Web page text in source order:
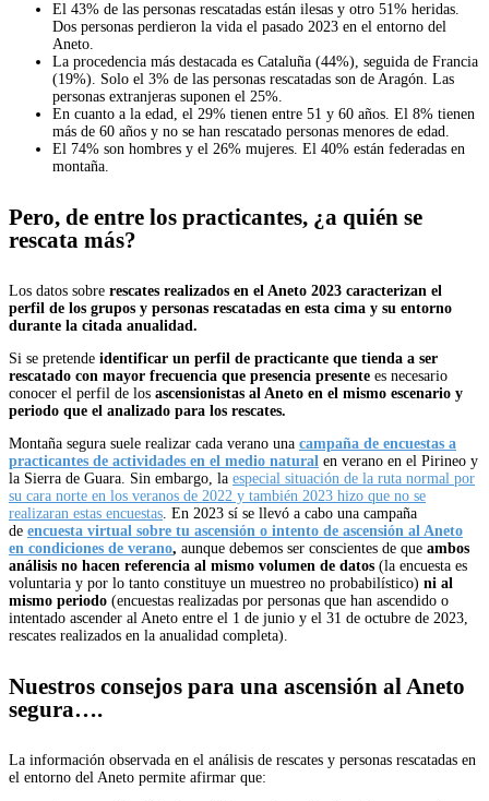
El 43% de las personas rescatadas están ilesas y otro 51% heridas.
Dos personas perdieron la vida el pasado 2023 en el entorno del
Aneto.
La procedencia más destacada es Cataluña (44%), seguida de Francia
(19%). Solo el 3% de las personas rescatadas son de Aragón. Las
personas extranjeras suponen el 25%.
En cuanto a la edad, el 29% tienen entre 51 y 60 años. El 8% tienen
más de 60 años y no se han rescatado personas menores de edad.
El 74% son hombres y el 26% mujeres. El 40% están federadas en
montaña.
Pero, de entre los practicantes, ¿a quién se
rescata más?
Los datos sobre rescates realizados en el Aneto 2023 caracterizan el
perfil de los grupos y personas rescatadas en esta cima y su entorno
durante la citada anualidad.
Si se pretende identificar un perfil de practicante que tienda a ser
rescatado con mayor frecuencia que presencia presente es necesario
conocer el perfil de los ascensionistas al Aneto en el mismo escenario y
periodo que el analizado para los rescates.
Montaña segura suele realizar cada verano una campaña de encuestas a
practicantes de actividades en el medio natural en verano en el Pirineo y
la Sierra de Guara. Sin embargo, la especial situación de la ruta normal por
su cara norte en los veranos de 2022 y también 2023 hizo que no se
realizaran estas encuestas. En 2023 sí se llevó a cabo una campaña
de encuesta virtual sobre tu ascensión o intento de ascensión al Aneto
en condiciones de verano, aunque debemos ser conscientes de que ambos
análisis no hacen referencia al mismo volumen de datos (la encuesta es
voluntaria y por lo tanto constituye un muestreo no probabilístico) ni al
mismo periodo (encuestas realizadas por personas que han ascendido o
intentado ascender al Aneto entre el 1 de junio y el 31 de octubre de 2023,
rescates realizados en la anualidad completa).
Nuestros consejos para una ascensión al Aneto
segura….
La información observada en el análisis de rescates y personas rescatadas en
el entorno del Aneto permite afirmar que: